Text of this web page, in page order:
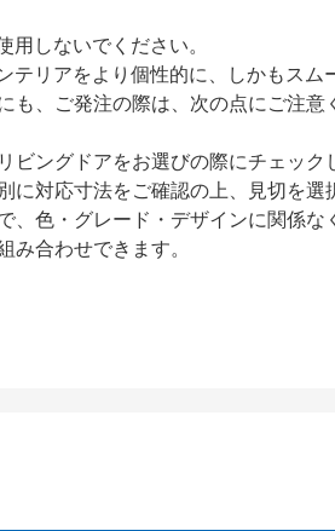
しないでください。
リアをより個性的に、しかもス
、ご発注の際は、次の点にご注意
ビングドアをお選びの際にチェッ
対応寸法をご確認の上、見切を選
、色・グレード・デザインに関係
合わせできます。